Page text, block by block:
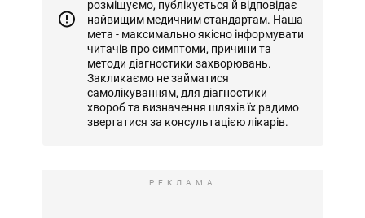
розміщуємо, публікується й відповідає
найвищим медичним стандартам. Наша
мета - максимально якісно інформувати
читачів про симптоми, причини та
методи діагностики захворювань.
Закликаємо не займатися
самолікуванням, для діагностики
хвороб та визначення шляхів їх радимо
звертатися за консультацією лікарів.
РЕКЛАМА